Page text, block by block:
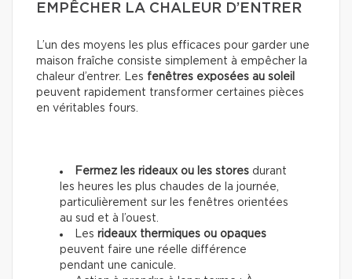
EMPÊCHER LA CHALEUR D’ENTRER
L’un des moyens les plus efficaces pour garder une
maison fraîche consiste simplement à empêcher la
chaleur d’entrer. Les fenêtres exposées au soleil
peuvent rapidement transformer certaines pièces
en véritables fours.
Fermez les rideaux ou les stores durant
les heures les plus chaudes de la journée,
particulièrement sur les fenêtres orientées
au sud et à l’ouest.
Les rideaux thermiques ou opaques
peuvent faire une réelle différence
pendant une canicule.